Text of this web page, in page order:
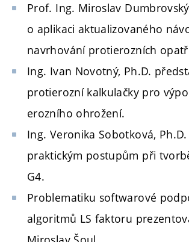
Prof. Ing. Miroslav
o aplikaci aktualizovaného
navrhování protierozních
Ing. Ivan Novotný, Ph.D.
protierozní kalkulačky pro
erozního ohrožení.
Ing. Veronika Sobotková,
praktickým postupům při
G4.
Problematiku softwarové
algoritmů LS faktoru